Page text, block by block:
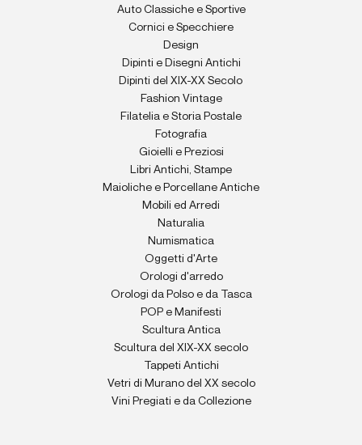
Auto Classiche e Sportive
Cornici e Specchiere
Design
Dipinti e Disegni Antichi
Dipinti del XIX-XX Secolo
Fashion Vintage
Filatelia e Storia Postale
Fotografia
Gioielli e Preziosi
Libri Antichi, Stampe
Maioliche e Porcellane Antiche
Mobili ed Arredi
Naturalia
Numismatica
Oggetti d'Arte
Orologi d'arredo
Orologi da Polso e da Tasca
POP e Manifesti
Scultura Antica
Scultura del XIX-XX secolo
Tappeti Antichi
Vetri di Murano del XX secolo
Vini Pregiati e da Collezione